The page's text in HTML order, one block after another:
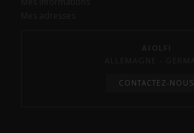
CONTACTEZ-NOUS